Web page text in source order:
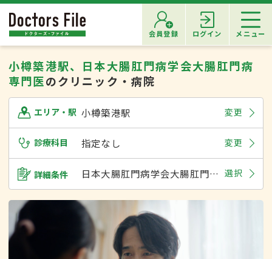
会員登録 ログイン メニュー
小樽築港駅、日本大腸肛門病学会大腸肛門病
専門医のクリニック・病院
エリア・駅 小樽築港駅 変更
診療科目 指定なし 変更
詳細条件 日本大腸肛門病学会大腸肛門病専門医 選択